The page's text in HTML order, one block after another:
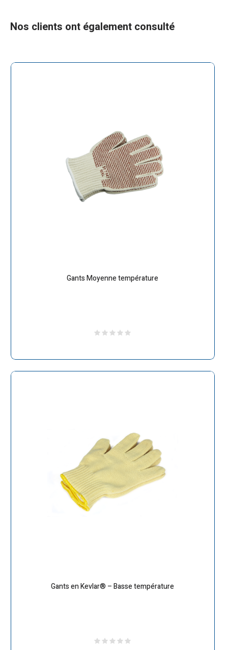
Nos clients ont également consulté
Gants Moyenne température
Gants en Kevlar® – Basse température